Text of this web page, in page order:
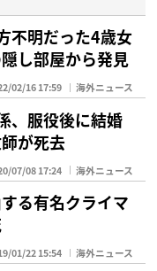
不明だった4歳女
し部屋から発見
02/16 17:59 海外ニュース
、服役後に結婚
が死去
07/08 17:24 海外ニュース
る有名クライマ
01/22 15:54 海外ニュース